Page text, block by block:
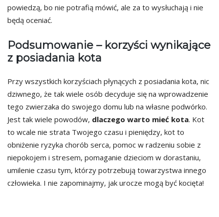
powiedzą, bo nie potrafią mówić, ale za to wysłuchają i nie
będą oceniać.
Podsumowanie – korzyści wynikające
z posiadania kota
Przy wszystkich korzyściach płynących z posiadania kota, nic
dziwnego, że tak wiele osób decyduje się na wprowadzenie
tego zwierzaka do swojego domu lub na własne podwórko.
Jest tak wiele powodów, dlaczego warto mieć kota. Kot
to wcale nie strata Twojego czasu i pieniędzy, kot to
obniżenie ryzyka chorób serca, pomoc w radzeniu sobie z
niepokojem i stresem, pomaganie dzieciom w dorastaniu,
umilenie czasu tym, którzy potrzebują towarzystwa innego
człowieka. I nie zapominajmy, jak urocze mogą być kocięta!